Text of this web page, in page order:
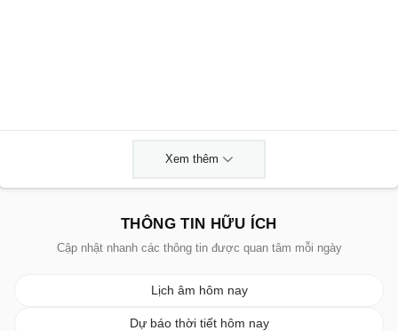
Xem thêm
THÔNG TIN HỮU ÍCH
Cập nhật nhanh các thông tin được quan tâm mỗi ngày
Lịch âm hôm nay
Dự báo thời tiết hôm nay